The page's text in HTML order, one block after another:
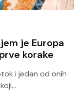
je Europa
korake
i jedan od onih